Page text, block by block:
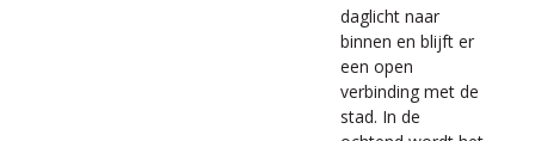
daglicht naar
binnen en blijft er
een open
verbinding met de
stad. In de